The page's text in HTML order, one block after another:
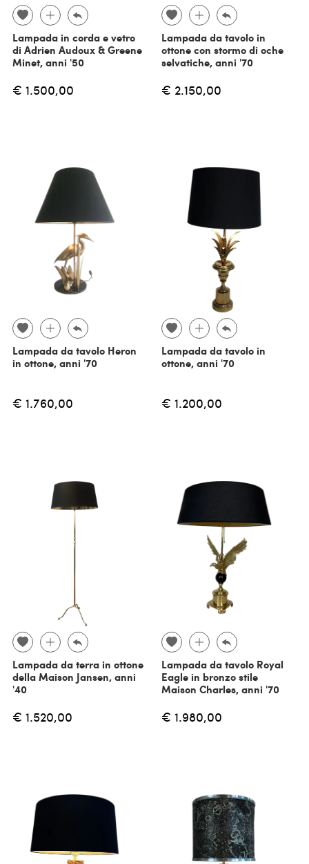
Lampada in corda e vetro
di Adrien Audoux & Greene
Minet, anni '50
€ 1.500,00
Lampada da tavolo in
ottone con stormo di oche
selvatiche, anni '70
€ 2.150,00
Lampada da tavolo Heron
in ottone, anni '70
€ 1.760,00
Lampada da tavolo in
ottone, anni '70
€ 1.200,00
Lampada da terra in ottone
della Maison Jansen, anni
'40
€ 1.520,00
Lampada da tavolo Royal
Eagle in bronzo stile
Maison Charles, anni '70
€ 1.980,00